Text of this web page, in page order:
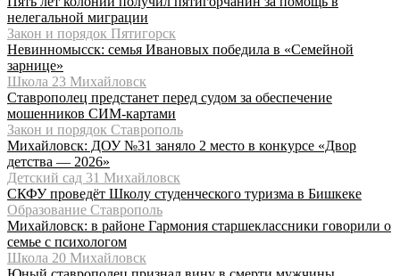
нелегальной миграции
Закон и порядок Пятигорск
Невинномысск: семья Ивановых победила в «Семейной
зарнице»
Школа 23 Михайловск
Ставрополец предстанет перед судом за обеспечение
мошенников СИМ-картами
Закон и порядок Ставрополь
Михайловск: ДОУ №31 заняло 2 место в конкурсе «Двор
детства — 2026»
Детский сад 31 Михайловск
СКФУ проведёт Школу студенческого туризма в Бишкеке
Образование Ставрополь
Михайловск: в районе Гармония старшеклассники говорили о
семье с психологом
Школа 20 Михайловск